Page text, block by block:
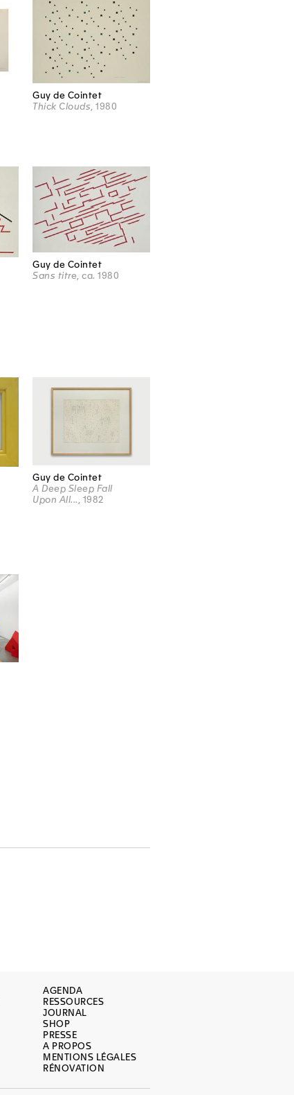
Guy de Cointet
Thick Clouds , 1980
Guy de Cointet
Sans titre , ca. 1980
Guy de Cointet
A Deep Sleep Fall
Upon All... , 1982
AGENDA
RESSOURCES
JOURNAL
SHOP
PRESSE
A PROPOS
MENTIONS LÉGALES
RÉNOVATION